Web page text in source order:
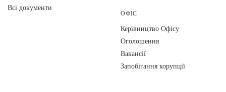
Всі документи
ОФІС
Керівництво Офісу
Оголошення
Вакансії
Запобігання корупції